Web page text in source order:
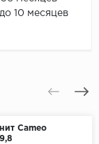
10 месяцев
Cameo